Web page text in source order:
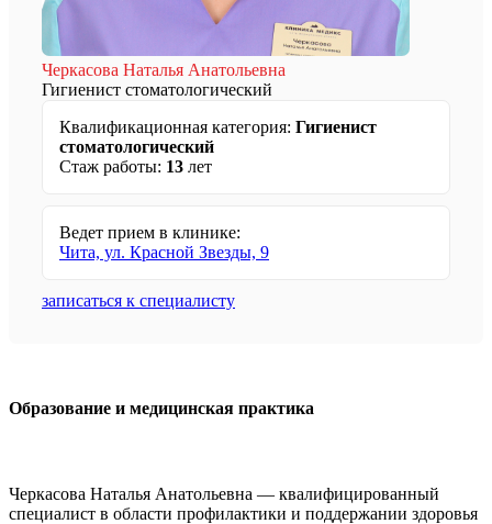
Черкасова Наталья Анатольевна
Гигиенист стоматологический
Квалификационная категория: Гигиенист
стоматологический
Стаж работы: 13 лет
Ведет прием в клинике:
Чита, ул. Красной Звезды, 9
записаться к специалисту
Образование и медицинская практика
Черкасова Наталья Анатольевна — квалифицированный
специалист в области профилактики и поддержании здоровья